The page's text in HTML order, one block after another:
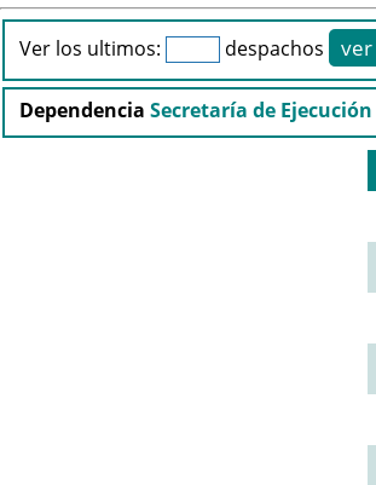
Ver los ultimos: despachos
DependenciaSecretaría de